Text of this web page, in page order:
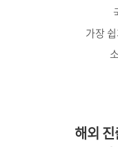
가장
해외